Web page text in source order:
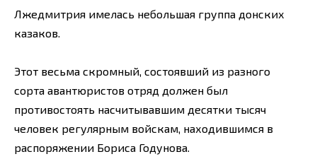
Лжедмитрия имелась небольшая группа донских
казаков.
Этот весьма скромный, состоявший из разного
сорта авантюристов отряд должен был
противостоять насчитывавшим десятки тысяч
человек регулярным войскам, находившимся в
распоряжении Бориса Годунова.